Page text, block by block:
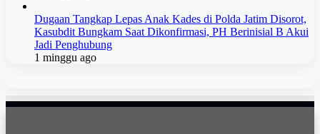
Dugaan Tangkap Lepas Anak Kades di Polda Jatim Disorot,
Kasubdit Bungkam Saat Dikonfirmasi, PH Berinisial B Akui
Jadi Penghubung
1 minggu ago